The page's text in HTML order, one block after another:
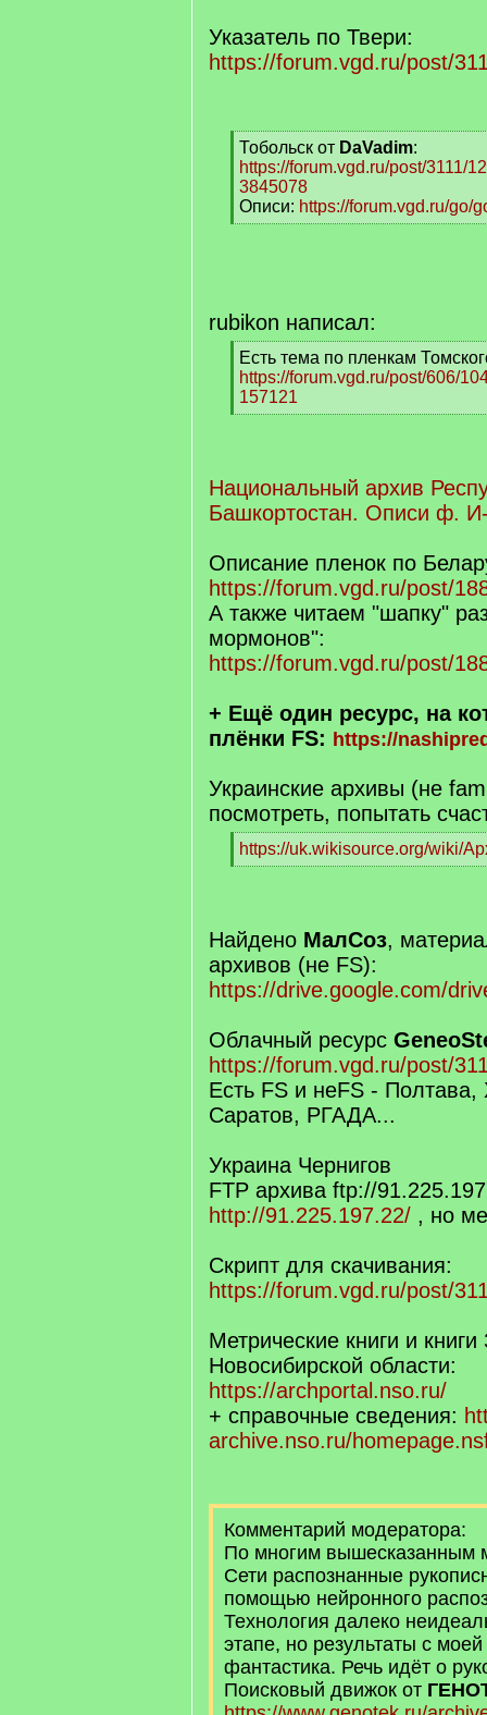
Указатель по Твери:
https://forum.vgd.ru/post/
[
q
]
Тобольск от DaVadim:
https://forum.vgd.ru/post/3111/
3845078
Описи: https://forum.vgd.ru/go/
[
rubikon написал:
[
q
]
Есть тема по пленкам
https://forum.vgd.ru/post/606/
157121
[
Национальный архив
Башкортостан. Описи ф.
Описание пленок по
https://forum.vgd.ru/post/
А также читаем "шапку"
мормонов":
https://forum.vgd.ru/post/
+ Ещё один ресурс, на
плёнки FS: https://
Украинские архивы (не
посмотреть, попытать
[
q
https://uk.wikisource.org/wiki/
[
]
Найдено МалСоз,
архивов (не FS):
https://drive.google.com/
Облачный ресурс
https://forum.vgd.ru/post/
Есть FS и неFS -
Саратов, РГАДА...
Украина Чернигов
FTP архива ftp://
http://91.225.197.22/ , но
Скрипт для скачивания:
https://forum.vgd.ru/post/
Метрические книги и
Новосибирской области:
https://archportal.nso.ru/
+ справочные сведения:
archive.nso.ru/
Комментарий модератора:
По многим вышесказанным
Сети распознанные
помощью нейронного
Технология далеко
этапе, но результаты с
фантастика. Речь идёт о
Поисковый движок от